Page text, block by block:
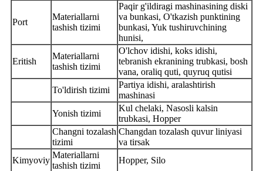
Port
Materiallarni
tashish tizimi
Paqir g'ildiragi mashinasining diski
va bunkasi, O'tkazish punktining
bunkasi, Yuk tushiruvchining
hunisi,
Eritish
Materiallarni
tashish tizimi
O'lchov idishi, koks idishi,
tebranish ekranining trubkasi, bosh
vana, oraliq quti, quyruq qutisi
To'ldirish tizimi
Partiya idishi, aralashtirish
mashinasi
Yonish tizimi
Kul chelaki, Nasosli kalsin
trubkasi, Hopper
Changni tozalash
tizimi
Changdan tozalash quvur liniyasi
va tirsak
Kimyoviy
Materiallarni
tashish tizimi
Hopper, Silo